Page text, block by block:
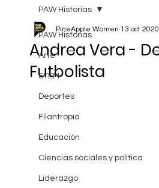
PAW Historias
Arte
STEM
Deportes
Filantropía
Educación
Ciencias sociales y política
Liderazgo
PAW Historias
Andrea Vera -
Futbolista
PineApple Women 13 oct 2020